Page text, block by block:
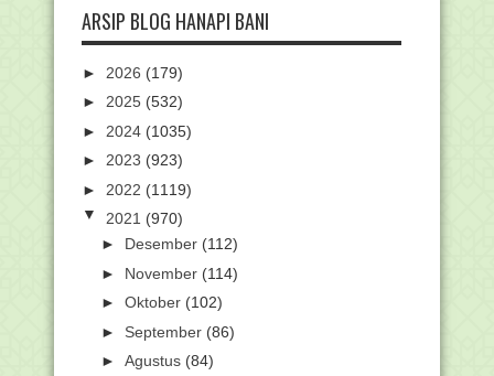
ARSIP BLOG HANAPI BANI
► 2026 (179)
► 2025 (532)
► 2024 (1035)
► 2023 (923)
► 2022 (1119)
▼ 2021 (970)
► Desember (112)
► November (114)
► Oktober (102)
► September (86)
► Agustus (84)